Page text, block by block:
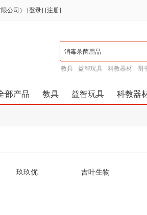
公司） [登录] [注册]
教具 益智玩具 科教器材 图
部产品 教具 益智玩具 科教器
玖玖优 吉叶生物